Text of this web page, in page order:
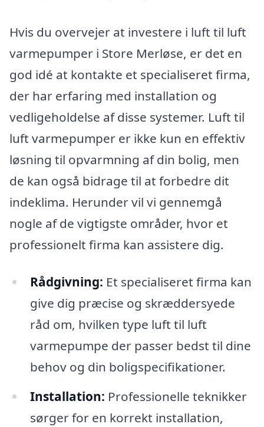
Hvis du overvejer at investere i luft til luft
varmepumper i Store Merløse, er det en
god idé at kontakte et specialiseret firma,
der har erfaring med installation og
vedligeholdelse af disse systemer. Luft til
luft varmepumper er ikke kun en effektiv
løsning til opvarmning af din bolig, men
de kan også bidrage til at forbedre dit
indeklima. Herunder vil vi gennemgå
nogle af de vigtigste områder, hvor et
professionelt firma kan assistere dig.
Rådgivning: Et specialiseret firma kan
give dig præcise og skræddersyede
råd om, hvilken type luft til luft
varmepumpe der passer bedst til dine
behov og din boligspecifikationer.
Installation: Professionelle teknikker
sørger for en korrekt installation,